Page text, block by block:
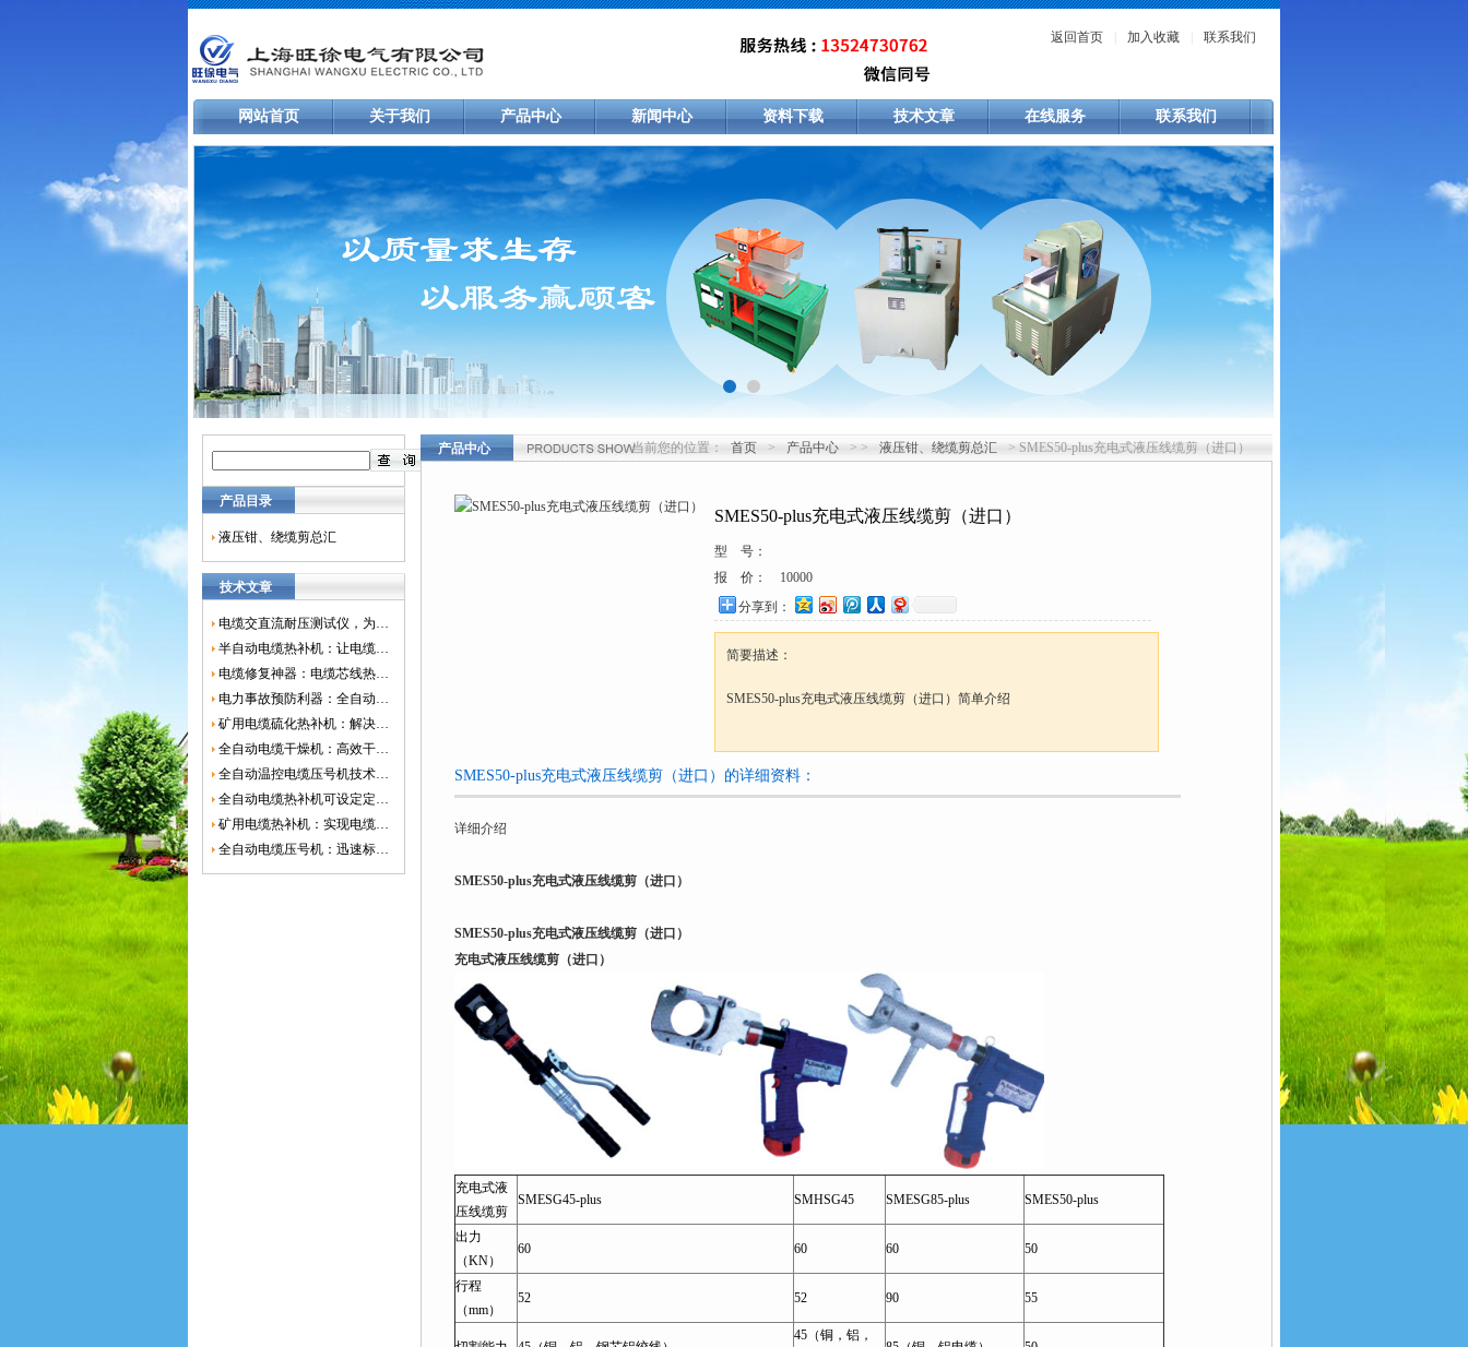
返回首页 加入收藏 联系我们
网站首页 关于我们 产品中心 新闻中心 资料下载 技术文章 在线服务 联系我们
产品目录
液压钳、绕缆剪总汇
技术文章
电缆交直流耐压测试仪，为电网安全保驾护航
半自动电缆热补机：让电缆修复更简单、更高效！
电缆修复神器：电缆芯线热补机如何保障电网安全？
电力事故预防利器：全自动控温电缆热补机
矿用电缆硫化热补机：解决矿山电缆故障的新选择
全自动电缆干燥机：高效干燥，电缆质量
全自动温控电缆压号机技术革新：数字化标识的新趋势
全自动电缆热补机可设定定时功能，实现自动化热补
矿用电缆热补机：实现电缆故障修复的高效装置
全自动电缆压号机：迅速标识电缆的利器
产品中心 当前您的位置： 首页 > 产品中心 > > 液压钳、绕缆剪总汇 > SMES50-plus充电式液压线缆剪（进口）
SMES50-plus充电式液压线缆剪（进口）
型 号：
报 价：
10000
分享到：
简要描述：
SMES50-plus充电式液压线缆剪（进口）简单介绍
SMES50-plus充电式液压线缆剪（进口）的详细资料：
详细介绍
SMES50-plus充电式液压线缆剪（进口）
SMES50-plus充电式液压线缆剪（进口）
充电式液压线缆剪（进口）
充电式液
压线缆剪
SMESG45-plus SMHSG45 SMESG85-plus SMES50-plus
出力
（KN）
60 60 60 50
行程
（mm）
52 52 90 55
45（铜，铝，